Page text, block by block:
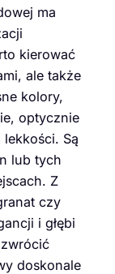
ma
kierować
ale także
kolory,
optycznie
Są
lub tych
Z
czy
i głębi
doskonale